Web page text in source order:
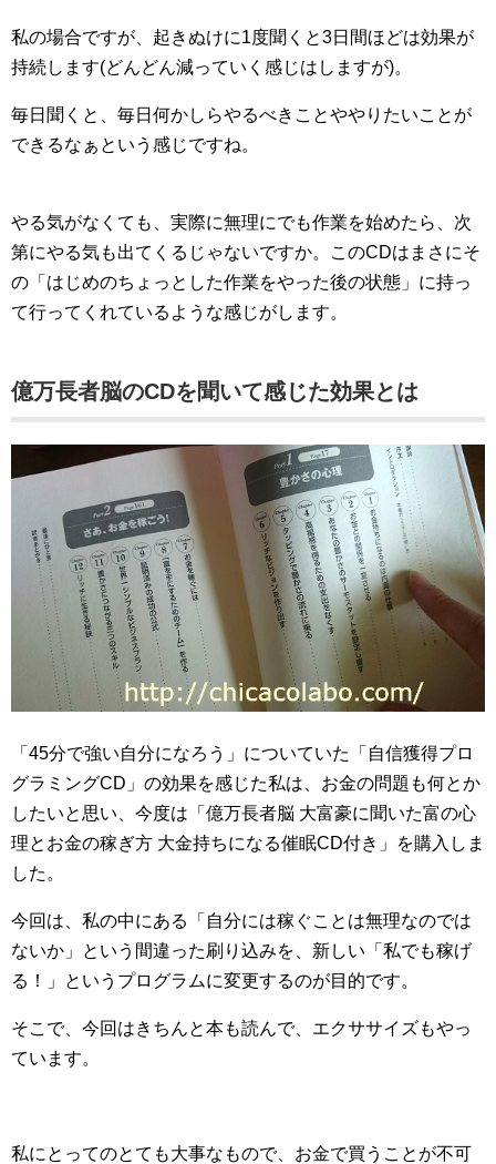
私の場合ですが、起きぬけに1度聞くと3日間ほどは効果が
持続します(どんどん減っていく感じはしますが)。
毎日聞くと、毎日何かしらやるべきことややりたいことが
できるなぁという感じですね。
やる気がなくても、実際に無理にでも作業を始めたら、次
第にやる気も出てくるじゃないですか。このCDはまさにそ
の「はじめのちょっとした作業をやった後の状態」に持っ
て行ってくれているような感じがします。
億万長者脳のCDを聞いて感じた効果とは
「45分で強い自分になろう」についていた「自信獲得プロ
グラミングCD」の効果を感じた私は、お金の問題も何とか
したいと思い、今度は「億万長者脳 大富豪に聞いた富の心
理とお金の稼ぎ方 大金持ちになる催眠CD付き」を購入しま
した。
今回は、私の中にある「自分には稼ぐことは無理なのでは
ないか」という間違った刷り込みを、新しい「私でも稼げ
る！」というプログラムに変更するのが目的です。
そこで、今回はきちんと本も読んで、エクササイズもやっ
ています。
私にとってのとても大事なもので、お金で買うことが不可